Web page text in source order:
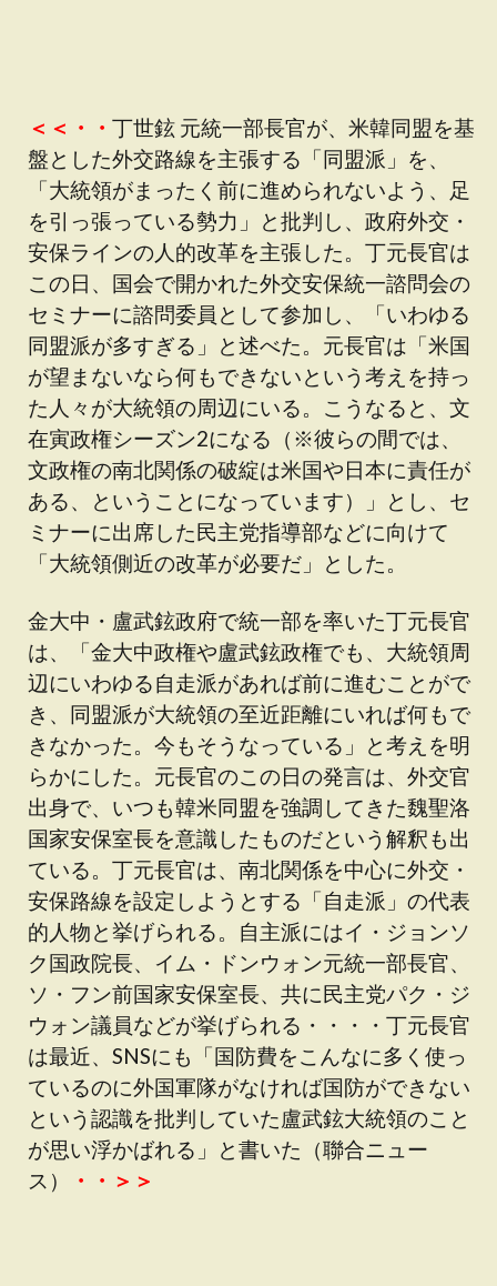
＜＜・・ 丁世鉉 元統一部長官が、米韓同盟を基
盤とした外交路線を主張する「同盟派」を、
「大統領がまったく前に進められないよう、足
を引っ張っている勢力」と批判し、政府外交・
安保ラインの人的改革を主張した。丁元長官は
この日、国会で開かれた外交安保統一諮問会の
セミナーに諮問委員として参加し、「いわゆる
同盟派が多すぎる」と述べた。元長官は「米国
が望まないなら何もできないという考えを持っ
た人々が大統領の周辺にいる。こうなると、文
在寅政権シーズン2になる（※彼らの間では、
文政権の南北関係の破綻は米国や日本に責任が
ある、ということになっています）」とし、セ
ミナーに出席した民主党指導部などに向けて
「大統領側近の改革が必要だ」とした。
金大中・盧武鉉政府で統一部を率いた丁元長官
は、「金大中政権や盧武鉉政権でも、大統領周
辺にいわゆる自走派があれば前に進むことがで
き、同盟派が大統領の至近距離にいれば何もで
きなかった。今もそうなっている」と考えを明
らかにした。元長官のこの日の発言は、外交官
出身で、いつも韓米同盟を強調してきた魏聖洛
国家安保室長を意識したものだという解釈も出
ている。丁元長官は、南北関係を中心に外交・
安保路線を設定しようとする「自走派」の代表
的人物と挙げられる。自主派にはイ・ジョンソ
ク国政院長、イム・ドンウォン元統一部長官、
ソ・フン前国家安保室長、共に民主党パク・ジ
ウォン議員などが挙げられる・・・・丁元長官
は最近、SNSにも「国防費をこんなに多く使っ
ているのに外国軍隊がなければ国防ができない
という認識を批判していた盧武鉉大統領のこと
が思い浮かばれる」と書いた（聯合ニュー
ス）
・・＞＞